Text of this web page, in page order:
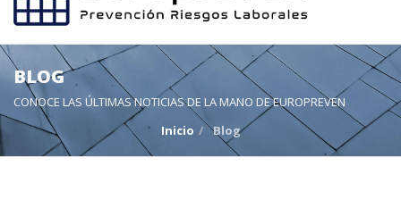
BLOG
CONOCE LAS ÚLTIMAS NOTICIAS DE LA MANO DE EUROPREVEN
Inicio
Blog